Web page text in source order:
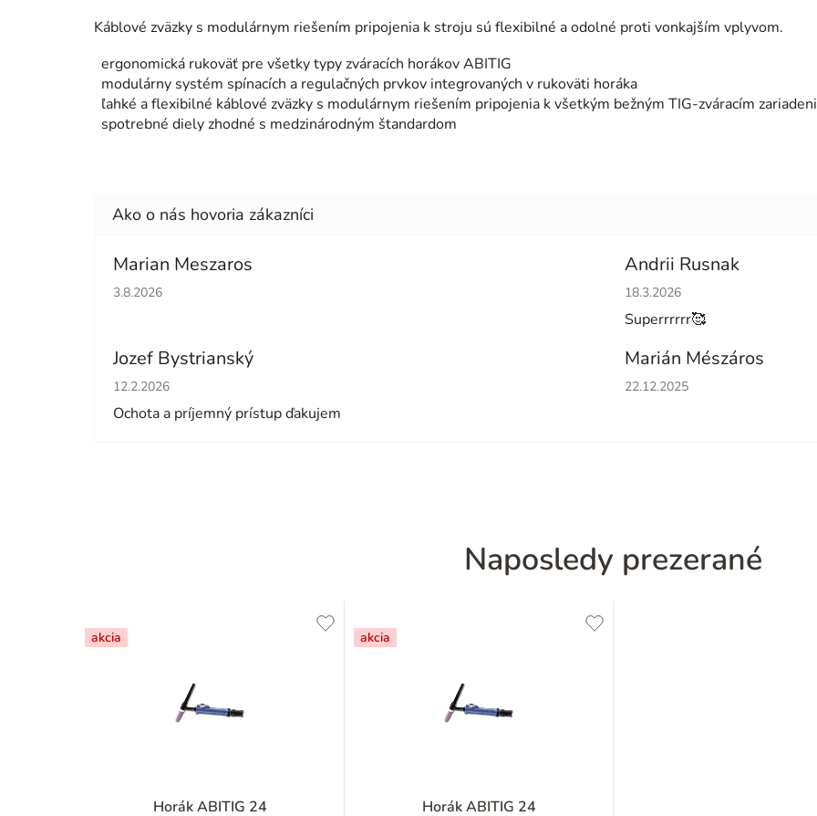
Káblové zväzky s modulárnym riešením pripojenia k stroju sú flexibilné a odolné proti vonkajším vplyvom.
ergonomická rukoväť pre všetky typy zváracích horákov ABITIG
modulárny systém spínacích a regulačných prvkov integrovaných v rukoväti horáka
ľahké a flexibilné káblové zväzky s modulárnym riešením pripojenia k všetkým bežným TIG-zváracím
spotrebné diely zhodné s medzinárodným štandardom
Marian Meszaros
Hodnotenie obchodu je 5 z 5 hviezdičiek.
3.8.2026
Andrii Rusnak
Hodnotenie obchodu je 5 z 5
18.3.2026
Superrrrrr🥰
Jozef Bystrianský
Hodnotenie obchodu je 5 z 5 hviezdičiek.
12.2.2026
Ochota a príjemný prístup ďakujem
Marián Mészáros
Hodnotenie obchodu je 5 z 5
22.12.2025
Naposledy prezerané
akcia
Horák ABITIG 24
akcia
Horák ABITIG 24